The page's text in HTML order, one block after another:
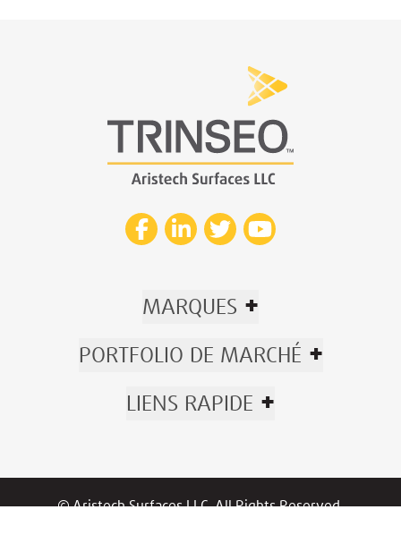
MARQUES +
PORTFOLIO DE MARCHÉ +
LIENS RAPIDE +
© Aristech Surfaces LLC. All Rights Reserved.